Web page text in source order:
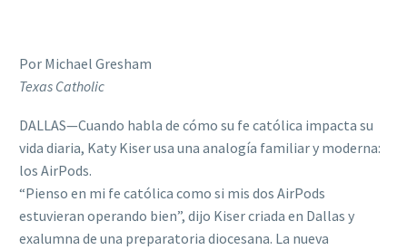
Por Michael Gresham
Texas Catholic
DALLAS—Cuando habla de cómo su fe católica impacta su
vida diaria, Katy Kiser usa una analogía familiar y moderna:
los AirPods.
“Pienso en mi fe católica como si mis dos AirPods
estuvieran operando bien”, dijo Kiser criada en Dallas y
exalumna de una preparatoria diocesana. La nueva